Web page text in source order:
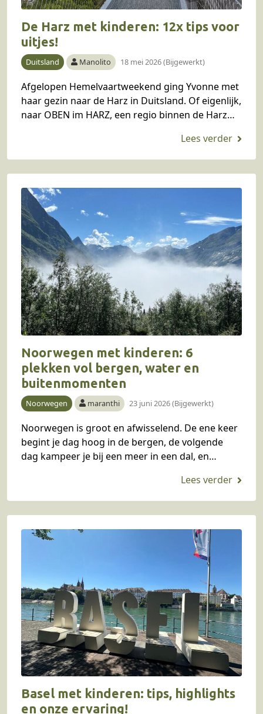
De Harz met kinderen: 12x tips voor
uitjes!
Duitsland Manolito 18 mei 2026 (Bijgewerkt)
Afgelopen Hemelvaartweekend ging Yvonne met
haar gezin naar de Harz in Duitsland. Of eigenlijk,
naar OBEN im HARZ, een regio binnen de Harz
Noorwegen met kinderen: 6
plekken vol bergen, water en
buitenmomenten
Noorwegen maranthi 23 juni 2026 (Bijgewerkt)
Noorwegen is groot en afwisselend. De ene keer
begint je dag hoog in de bergen, de volgende
dag kampeer je bij een meer in een dal, en
Basel met kinderen: tips, highlights
en onze ervaring!